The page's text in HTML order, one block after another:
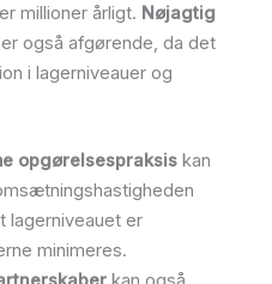
millioner årligt. Nøjagtig
er også afgørende, da det
i lagerniveauer og
opgørelsespraksis kan
lagerniveauet er
minimeres.